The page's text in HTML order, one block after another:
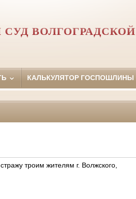
КАЛЬКУЛЯТОР ГОСПОШЛИНЫ
троим жителям г. Волжского,